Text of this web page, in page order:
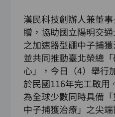
漢民科技創辦人兼董
贈，協助國立陽明交
之加速器型硼中子捕
並共同推動臺北榮總
心」，今日（4）舉行
於民國116年完工啟用
為全球少數同時具備
中子捕獲治療」之尖